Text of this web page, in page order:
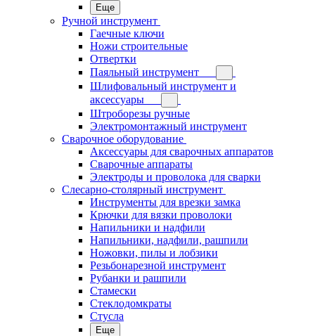
Еще
Ручной инструмент
Гаечные ключи
Ножи строительные
Отвертки
Паяльный инструмент
Шлифовальный инструмент и
аксессуары
Штроборезы ручные
Электромонтажный инструмент
Сварочное оборудование
Аксессуары для сварочных аппаратов
Сварочные аппараты
Электроды и проволока для сварки
Слесарно-столярный инструмент
Инструменты для врезки замка
Крючки для вязки проволоки
Напильники и надфили
Напильники, надфили, рашпили
Ножовки, пилы и лобзики
Резьбонарезной инструмент
Рубанки и рашпили
Стамески
Стеклодомкраты
Стусла
Еще